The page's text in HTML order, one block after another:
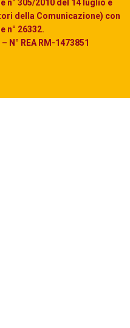
n° 305/2010 del 14 luglio e
della Comunicazione) con
n° 26332.
N° REA RM-1473851